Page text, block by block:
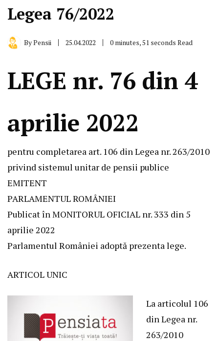
Legea 76/2022
ByPensii 25.04.2022 0 minutes, 51 seconds Read
LEGE nr. 76 din 4
aprilie 2022
pentru completarea art. 106 din Legea nr. 263/2010
privind sistemul unitar de pensii publice
EMITENT
PARLAMENTUL ROMÂNIEI
Publicat în MONITORUL OFICIAL nr. 333 din 5
aprilie 2022
Parlamentul României adoptă prezenta lege.
ARTICOL UNIC
La articolul 106
din Legea nr.
263/2010